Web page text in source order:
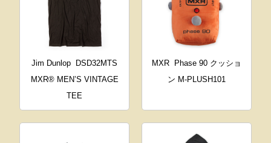
Jim Dunlop
DSD32MTS
MXR® MEN’S VINTAGE
TEE
MXR
Phase 90 クッショ
ン M-PLUSH101